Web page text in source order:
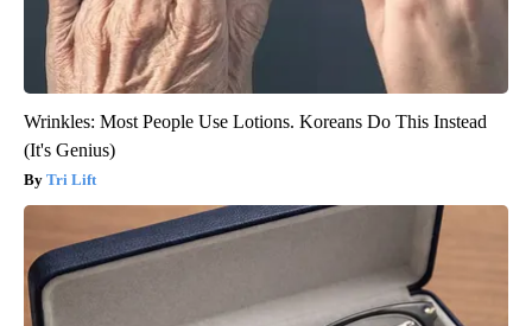
Wrinkles: Most People Use Lotions. Koreans Do This Instead
(It's Genius)
Tri Lift